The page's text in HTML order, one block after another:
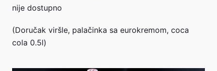
nije dostupno
(Doručak viršle, palačinka sa eurokremom, coca
cola 0.5l)